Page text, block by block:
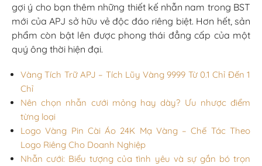
gợi ý cho bạn thêm những thiết kế nhẫn nam trong BST
mới của APJ sở hữu vẻ độc đáo riêng biệt. Hơn hết, sản
phẩm còn bật lên được phong thái đẳng cấp của một
quý ông thời hiện đại.
Vàng Tích Trữ APJ – Tích Lũy Vàng 9999 Từ 0.1 Chỉ Đến 1
Chỉ
Nên chọn nhẫn cưới mỏng hay dày? Ưu nhược điểm
từng loại
Logo Vàng Pin Cài Áo 24K Mạ Vàng – Chế Tác Theo
Logo Riêng Cho Doanh Nghiệp
Nhẫn cưới: Biểu tượng của tình yêu và sự gắn bó trọn